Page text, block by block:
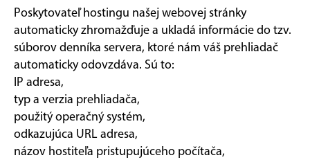
Poskytovateľ hostingu našej webovej stránky
automaticky zhromažďuje a ukladá informácie do tzv.
súborov denníka servera, ktoré nám váš prehliadač
automaticky odovzdáva. Sú to:
IP adresa,
typ a verzia prehliadača,
použitý operačný systém,
odkazujúca URL adresa,
názov hostiteľa pristupujúceho počítača,